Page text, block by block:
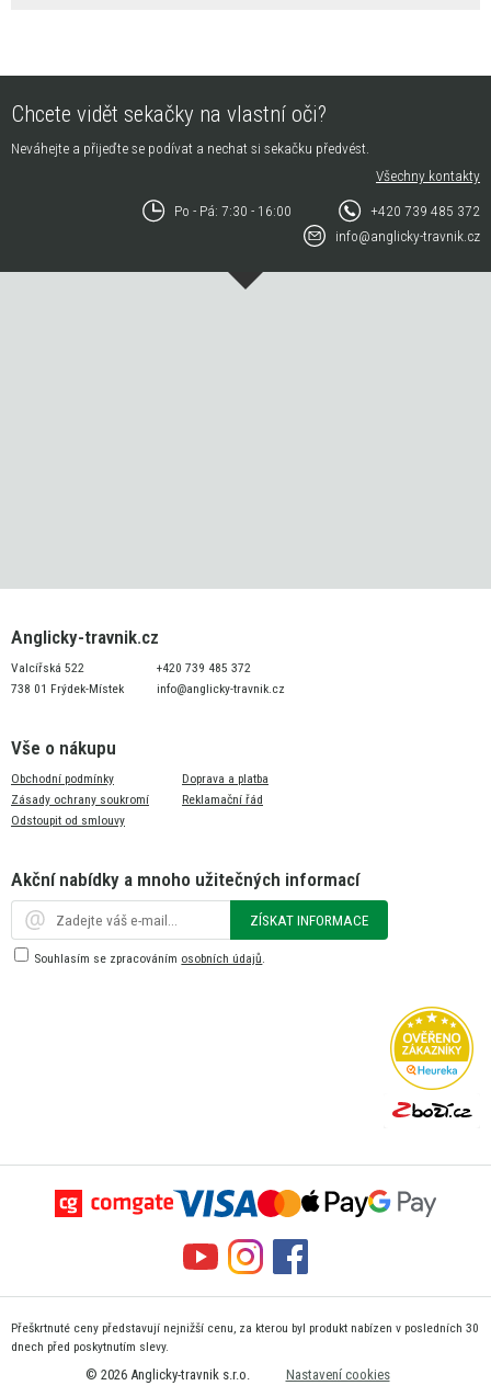
Chcete vidět sekačky na vlastní oči?
Neváhejte a přijeďte se podívat a nechat si sekačku předvést.
Všechny kontakty
Po - Pá: 7:30 - 16:00
+420 739 485 372
info@anglicky-travnik.cz
Anglicky-travnik.cz
Valcířská 522
738 01 Frýdek-Místek
+420 739 485 372
info@anglicky-travnik.cz
Vše o nákupu
Obchodní podmínky
Zásady ochrany soukromí
Odstoupit od smlouvy
Doprava a platba
Reklamační řád
Akční nabídky a mnoho užitečných informací
ZÍSKAT INFORMACE
Souhlasím se zpracováním osobních údajů
Přeškrtnuté ceny představují nejnižší cenu, za kterou byl produkt nabízen v posledních 30
dnech před poskytnutím slevy.
© 2026 Anglicky-travnik s.r.o. Nastavení cookies